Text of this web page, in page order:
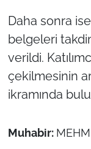
Daha sonra
belgeleri
verildi.
çekilmesinin
ikramında
Muhabir: